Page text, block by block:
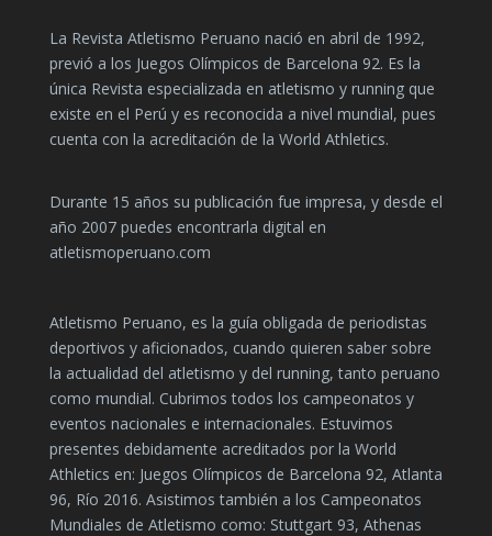
La Revista Atletismo Peruano nació en abril de 1992,
previó a los Juegos Olímpicos de Barcelona 92. Es la
única Revista especializada en atletismo y running que
existe en el Perú y es reconocida a nivel mundial, pues
cuenta con la acreditación de la World Athletics.
Durante 15 años su publicación fue impresa, y desde el
año 2007 puedes encontrarla digital en
atletismoperuano.com
Atletismo Peruano, es la guía obligada de periodistas
deportivos y aficionados, cuando quieren saber sobre
la actualidad del atletismo y del running, tanto peruano
como mundial. Cubrimos todos los campeonatos y
eventos nacionales e internacionales. Estuvimos
presentes debidamente acreditados por la World
Athletics en: Juegos Olímpicos de Barcelona 92, Atlanta
96, Río 2016. Asistimos también a los Campeonatos
Mundiales de Atletismo como: Stuttgart 93, Athenas